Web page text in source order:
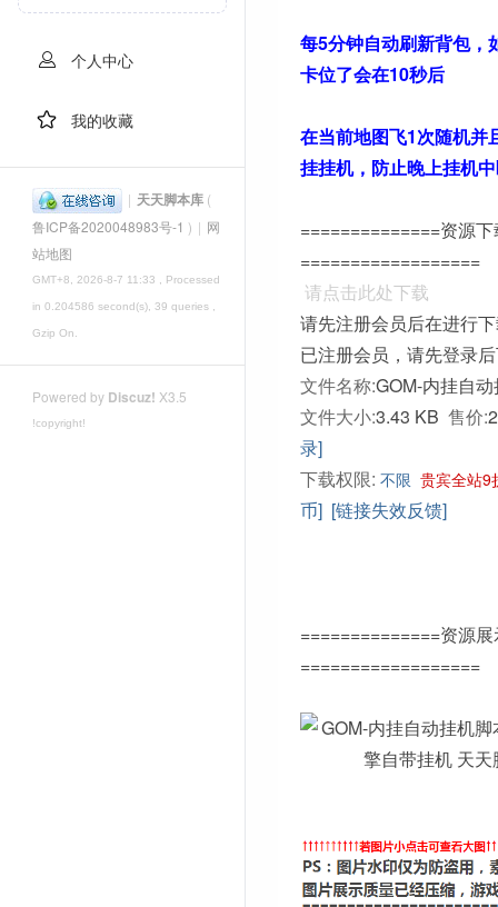
个人中心
我的收藏
| 天天脚本库 (
鲁ICP备2020048983号-1 ) | 网
站地图
GMT+8, 2026-8-7 11:33 , Processed
in 0.204586 second(s), 39 queries ,
Gzip On.
Powered by Discuz! X3.5
!copyright!
每5分钟自动刷新背包，
卡位了会在10秒后
在当前地图飞1次随机并
挂挂机，防止晚上挂机
==============资源
==================
请点击此处下载
请先注册会员后在进行
已注册会员，请先登录
文件名称:GOM-内挂自
文件大小:3.43 KB 售价:
录]
下载权限: 不限 贵宾全站9
币] [链接失效反馈]
==============资源
==================